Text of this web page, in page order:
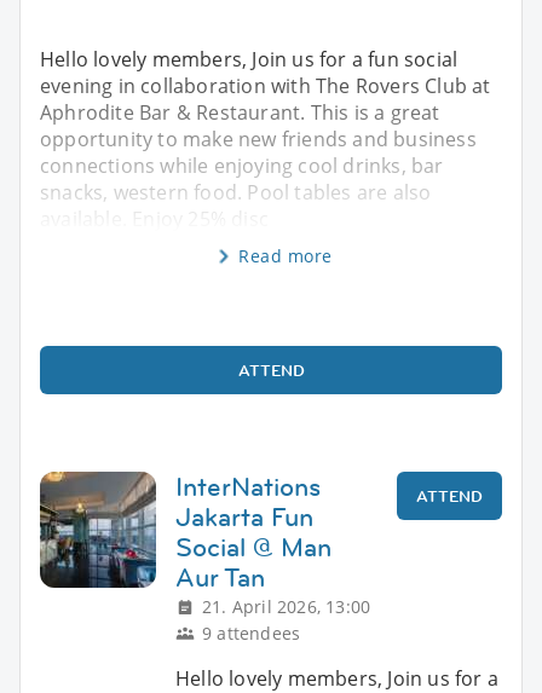
Hello lovely members, Join us for a fun social
evening in collaboration with The Rovers Club at
Aphrodite Bar & Restaurant. This is a great
opportunity to make new friends and business
connections while enjoying cool drinks, bar
snacks, western food. Pool tables are also
available. Enjoy 25% disc
Read more
ATTEND
InterNations
Jakarta Fun
Social @ Man
Aur Tan
21. April 2026, 13:00
9 attendees
ATTEND
Hello lovely members, Join us for a